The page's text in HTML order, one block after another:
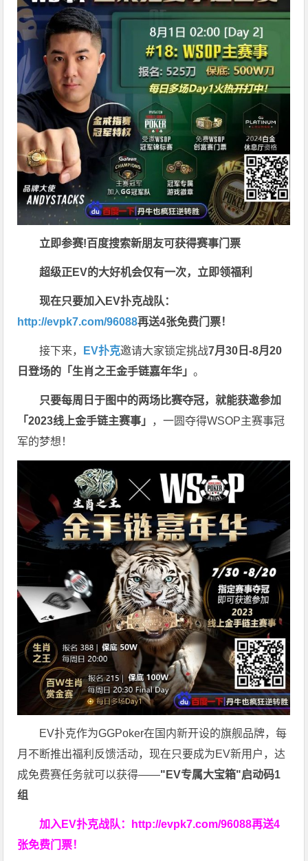
立即参赛!百度搜索新朋友可获得赛事门票
超级正EV的大好机会仅有一次，立即领福利
现在只要加入EV扑克战队：
http://evpk7.com/96088再送4张免费门票！
接下来， EV扑克邀请大家锁定挑战7月30日-8月20
日登场的「生肖之王金手链嘉年华」。
只要每周日于图中的两场比赛夺冠，就能获邀参加
「2023线上金手链主赛事」 ，一圆夺得WSOP主赛事冠
军的梦想！
EV扑克作为GGPoker在国内新开设的旗舰品牌，每
月不断推出福利反馈活动，现在只要成为EV新用户，达
成免费赛任务就可以获得——"EV专属大宝箱"启动码1
组
加入EV扑克战队： http://evpk7.com/96088再送4
张免费门票！